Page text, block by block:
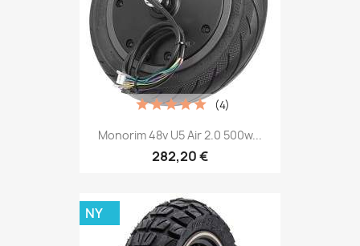
Monorim 48v U5 Air 2.0 500w...
282,20 €
(4)
NY